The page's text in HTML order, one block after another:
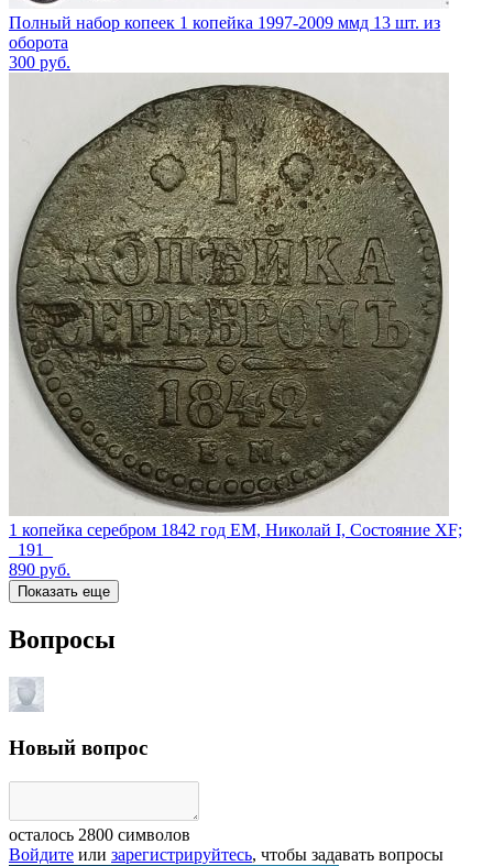
Полный набор копеек 1 копейка 1997-2009 ммд 13 шт. из
оборота
300 руб.
1 копейка серебром 1842 год ЕМ, Николай I, Состояние XF;
_191_
890 руб.
Показать еще
Вопросы
Новый вопрос
осталось 2800 символов
Войдите или зарегистрируйтесь, чтобы задавать вопросы